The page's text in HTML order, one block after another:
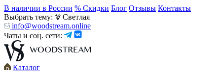
В наличии в России % Скидки Блог Отзывы Контакты
Выбрать тему:
Светлая
info@woodstream.online
Чаты и соц. сети:
Каталог